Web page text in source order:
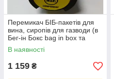
Перемикач БІБ-пакетів для
вина, сиропів для газводи (в
Бег-ін Бокс bag in box та
інших ємностях)
В наявності
1 159 ₴